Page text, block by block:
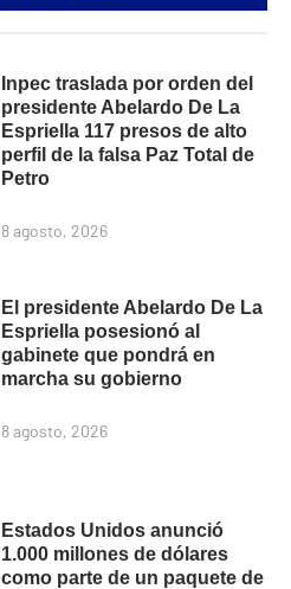
Inpec traslada por orden del
presidente Abelardo De La
Espriella 117 presos de alto
perfil de la falsa Paz Total de
Petro
8 agosto, 2026
El presidente Abelardo De La
Espriella posesionó al
gabinete que pondrá en
marcha su gobierno
8 agosto, 2026
Estados Unidos anunció
1.000 millones de dólares
como parte de un paquete de